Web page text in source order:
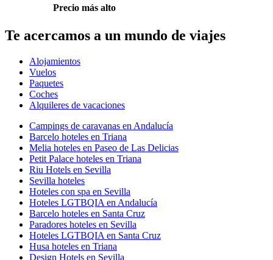
Precio más alto
Te acercamos a un mundo de viajes
Alojamientos
Vuelos
Paquetes
Coches
Alquileres de vacaciones
Campings de caravanas en Andalucía
Barcelo hoteles en Triana
Melia hoteles en Paseo de Las Delicias
Petit Palace hoteles en Triana
Riu Hotels en Sevilla
Sevilla hoteles
Hoteles con spa en Sevilla
Hoteles LGTBQIA en Andalucía
Barcelo hoteles en Santa Cruz
Paradores hoteles en Sevilla
Hoteles LGTBQIA en Santa Cruz
Husa hoteles en Triana
Design Hotels en Sevilla